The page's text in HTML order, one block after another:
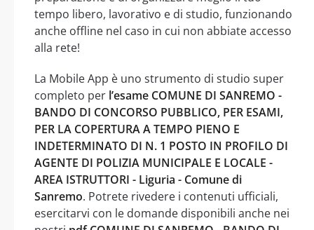
tempo libero, lavorativo e di studio, funzionando
anche offline nel caso in cui non abbiate accesso
alla rete!
La Mobile App è uno strumento di studio super
completo per l’esame COMUNE DI SANREMO -
BANDO DI CONCORSO PUBBLICO, PER ESAMI,
PER LA COPERTURA A TEMPO PIENO E
INDETERMINATO DI N. 1 POSTO IN PROFILO DI
AGENTE DI POLIZIA MUNICIPALE E LOCALE -
AREA ISTRUTTORI - Liguria - Comune di
Sanremo. Potrete rivedere i contenuti ufficiali,
esercitarvi con le domande disponibili anche nei